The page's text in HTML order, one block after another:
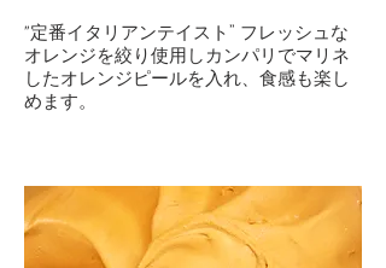
"定番イタリアンテイスト” フレッシュな
オレンジを絞り使用しカンパリでマリネ
したオレンジピールを入れ、食感も楽し
めます。